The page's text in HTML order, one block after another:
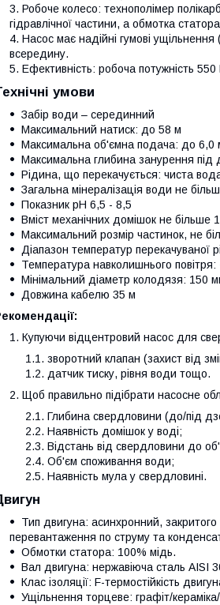
Робоче колесо: технополімер
гідравлічної частини, а обмотка
Насос має надійні гумові
всередину.
Ефективність: робоча потужність 550
умови
Забір води – серединний
Максимальний натиск: до 58 м
Максимальна об'ємна подача: до 6,0
Максимальна глибина занурення під
Рідина, що перекачується: чиста
Загальна мінералізація води не
Показник рН 6,5 - 8,5
Вміст механічних домішок не більше
Максимальний розмір частинок, не
Діапазон температур перекачуваної
Температура навколишнього
Мінімальний діаметр колодязя: 150
Довжина кабелю 35 м
Купуючи відцентровий насос для
зворотний клапан (захист від
датчик тиску, рівня води тощо.
Щоб правильно підібрати насосне
Глибина свердловини (до/під
Наявність домішок у воді;
Відстань від свердловини до
Об'єм споживання води;
Наявність мула у свердловині.
Тип двигуна: асинхронний,
перевантаження по струму та
Обмотки статора: 100% мідь.
Вал двигуна: нержавіюча сталь AISI
Клас ізоляції: F-термостійкість
Ущільнення торцеве: графіт/